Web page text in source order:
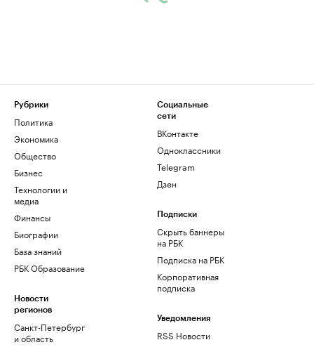
Рубрики
Политика
Экономика
Общество
Бизнес
Технологии и
медиа
Финансы
Биографии
База знаний
РБК Образование
Новости
регионов
Санкт-Петербург
и область
Социальные
сети
ВКонтакте
Одноклассники
Telegram
Дзен
Подписки
Скрыть баннеры
на РБК
Подписка на РБК
Корпоративная
подписка
Уведомления
RSS Новости